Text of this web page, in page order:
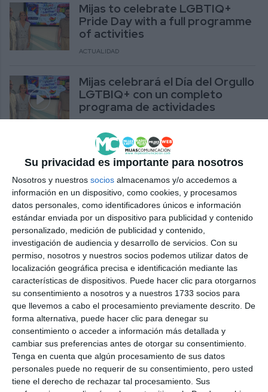
Su privacidad es importante para nosotros
Nosotros y nuestros socios almacenamos y/o accedemos a
información en un dispositivo, como cookies, y procesamos
datos personales, como identificadores únicos e información
estándar enviada por un dispositivo para publicidad y contenido
personalizado, medición de publicidad y contenido,
investigación de audiencia y desarrollo de servicios. Con su
permiso, nosotros y nuestros socios podemos utilizar datos de
localización geográfica precisa e identificación mediante las
características de dispositivos. Puede hacer clic para otorgarnos
su consentimiento a nosotros y a nuestros 1733 socios para
que llevemos a cabo el procesamiento previamente descrito. De
forma alternativa, puede hacer clic para denegar su
consentimiento o acceder a información más detallada y
cambiar sus preferencias antes de otorgar su consentimiento.
Tenga en cuenta que algún procesamiento de sus datos
personales puede no requerir de su consentimiento, pero usted
tiene el derecho de rechazar tal procesamiento. Sus
Mijas to celebrate LGBTIQ+
Pride Day with a full programme
of activities
ACTUALIDAD
Mijas celebrará el Día del Orgullo
LGTBIQ+ con un completo
programa de actividades
Juegos, retos y pruebas que
fomentan la igualdad y la
corresponsabilidad en el hogar
ACTUALIDAD
Mijas organiza yincanas
familiares para fomentar la
igualdad en el ámbito doméstico
ACTUALIDAD
Soroptimist holds its annual
charity dinner to support its
projects
ACTUALIDAD
Familia e Igualdad de
Oportunidades organiza una